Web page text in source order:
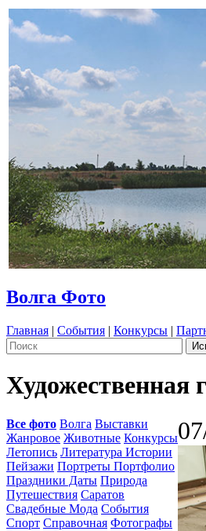
Волга Фото
Главная | События | Конкурсы |
Художественная
Все фото Волга Выставки
Жанровое Животные Конкурсы
Летопись Литература Истории
Пейзажи Портреты Портфолио
Праздники Даты Природа
Путешествия Саратов
Свадебные Мода События
Спорт Справочная Фотографы